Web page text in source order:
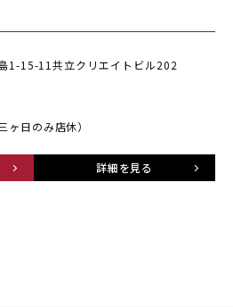
1-15-11共立クリエイトビル202
ヶ日のみ店休）
詳細を見る